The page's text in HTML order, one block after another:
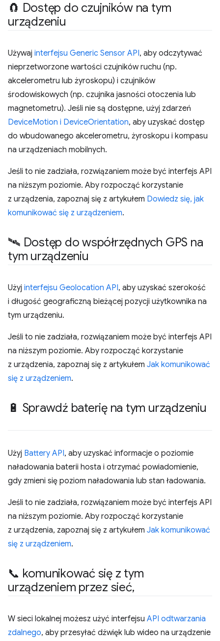
🧲 Dostęp do czujników na tym
urządzeniu
Używaj interfejsu Generic Sensor API, aby odczytywać
nieprzetworzone wartości czujników ruchu (np.
akcelerometru lub żyroskopu) i czujników
środowiskowych (np. czujnika jasności otoczenia lub
magnetometru). Jeśli nie są dostępne, użyj zdarzeń
DeviceMotion i DeviceOrientation, aby uzyskać dostęp
do wbudowanego akcelerometru, żyroskopu i kompasu
na urządzeniach mobilnych.
Jeśli to nie zadziała, rozwiązaniem może być interfejs API
na niższym poziomie. Aby rozpocząć korzystanie
z urządzenia, zapoznaj się z artykułem Dowiedz się, jak
komunikować się z urządzeniem.
🛰 Dostęp do współrzędnych GPS na
tym urządzeniu
Użyj interfejsu Geolocation API, aby uzyskać szerokość
i długość geograficzną bieżącej pozycji użytkownika na
tym urządzeniu.
Jeśli to nie zadziała, rozwiązaniem może być interfejs API
na niższym poziomie. Aby rozpocząć korzystanie
z urządzenia, zapoznaj się z artykułem Jak komunikować
się z urządzeniem.
🔋 Sprawdź baterię na tym urządzeniu
Użyj Battery API, aby uzyskać informacje o poziomie
naładowania baterii hosta i otrzymać powiadomienie,
gdy zmieni się poziom naładowania lub stan ładowania.
Jeśli to nie zadziała, rozwiązaniem może być interfejs API
na niższym poziomie. Aby rozpocząć korzystanie
z urządzenia, zapoznaj się z artykułem Jak komunikować
się z urządzeniem.
📞 komunikować się z tym
urządzeniem przez sieć,
W sieci lokalnej możesz użyć interfejsu API odtwarzania
zdalnego, aby przesyłać dźwięk lub wideo na urządzenie